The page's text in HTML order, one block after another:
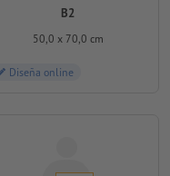
B2
50,0 x 70,0 cm
Diseña online